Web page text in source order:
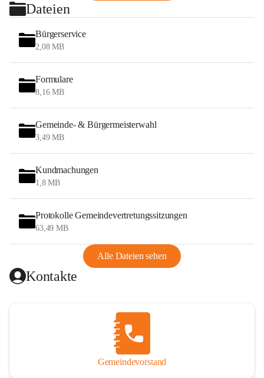
Dateien
Bürgerservice
2,08 MB
Formulare
8,16 MB
Gemeinde- & Bürgermeisterwahl
3,49 MB
Kundmachungen
1,8 MB
Protokolle Gemeindevertretungssitzungen
63,49 MB
Alle Dateien sehen
Kontakte
Gemeindevorstand